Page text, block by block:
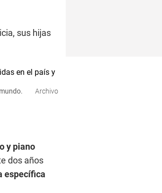
sus hijas
Archivo
y piano
dos años
específica